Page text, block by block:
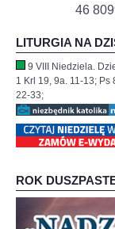
46
LITURGIA NA
9 VIII Niedziela.
1 Krl 19, 9a. 11-13; Ps
22-33;
ROK